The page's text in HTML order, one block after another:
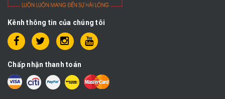
Kênh thông tin của chúng tôi
Chấp nhận thanh toán